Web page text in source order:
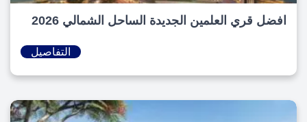
افضل قري العلمين الجديدة الساحل الشمالي 2026
التفاصيل